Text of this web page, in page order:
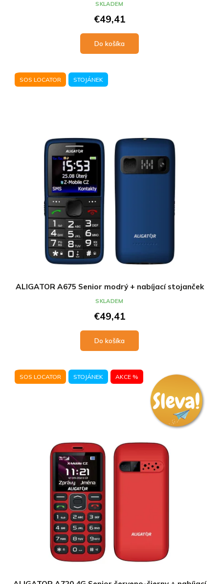
€49,41
Do košíka
SKLADEM
SOS LOCATOR STOJÁNEK
ALIGATOR A675 Senior modrý + nabíjací stojanček
€49,41
Do košíka
SKLADEM
SOS LOCATOR STOJÁNEK AKCE %